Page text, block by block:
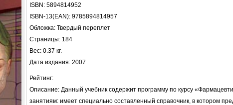
ISBN: 5894814952
ISBN-13(EAN): 9785894814957
Обложка: Твердый переплет
Страницы: 184
Вес: 0.37 кг.
Дата издания: 2007
Рейтинг:
Описание: Данный учебник содержит программу по курсу
занятиям: имеет специально составленный справочник, в котором